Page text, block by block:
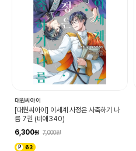
대원씨아이
[대원씨아이] 이세계 사정은 사축하기 나
름 7권 (비애340)
6,300
7,000
63